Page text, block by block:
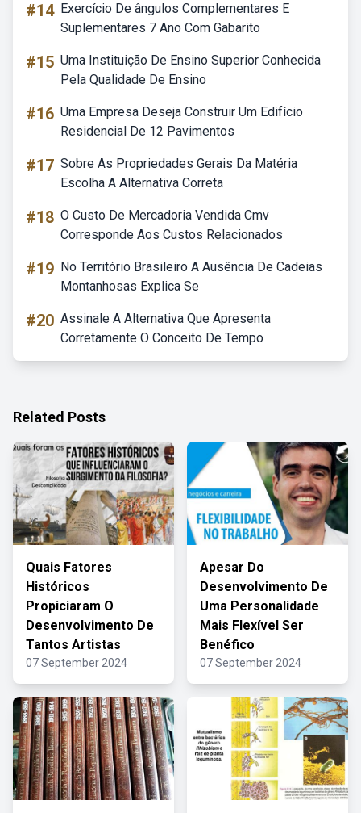
#14 Exercício De ângulos Complementares E
Suplementares 7 Ano Com Gabarito
#15 Uma Instituição De Ensino Superior Conhecida
Pela Qualidade De Ensino
#16 Uma Empresa Deseja Construir Um Edifício
Residencial De 12 Pavimentos
#17 Sobre As Propriedades Gerais Da Matéria
Escolha A Alternativa Correta
#18 O Custo De Mercadoria Vendida Cmv
Corresponde Aos Custos Relacionados
#19 No Território Brasileiro A Ausência De Cadeias
Montanhosas Explica Se
#20 Assinale A Alternativa Que Apresenta
Corretamente O Conceito De Tempo
Related Posts
Quais Fatores
Históricos
Propiciaram O
Desenvolvimento De
Tantos Artistas
07 September 2024
Apesar Do
Desenvolvimento De
Uma Personalidade
Mais Flexível Ser
Benéfico
07 September 2024